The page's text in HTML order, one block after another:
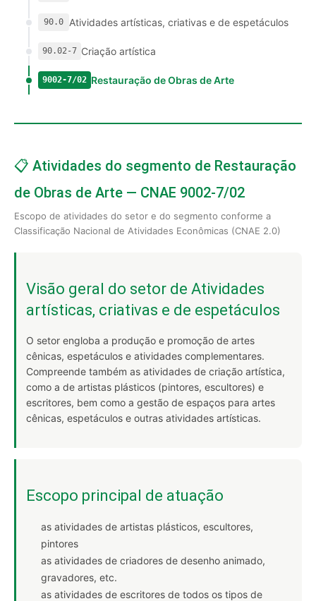
90.0 Atividades artísticas, criativas e de espetáculos
90.02-7 Criação artística
9002-7/02 Restauração de Obras de Arte
📋 Atividades do segmento de Restauração
de Obras de Arte — CNAE 9002-7/02
Escopo de atividades do setor e do segmento conforme a
Classificação Nacional de Atividades Econômicas (CNAE 2.0)
Visão geral do setor de Atividades
artísticas, criativas e de espetáculos
O setor engloba a produção e promoção de artes
cênicas, espetáculos e atividades complementares.
Compreende também as atividades de criação artística,
como a de artistas plásticos (pintores, escultores) e
escritores, bem como a gestão de espaços para artes
cênicas, espetáculos e outras atividades artísticas.
Escopo principal de atuação
as atividades de artistas plásticos, escultores,
pintores
as atividades de criadores de desenho animado,
gravadores, etc.
as atividades de escritores de todos os tipos de